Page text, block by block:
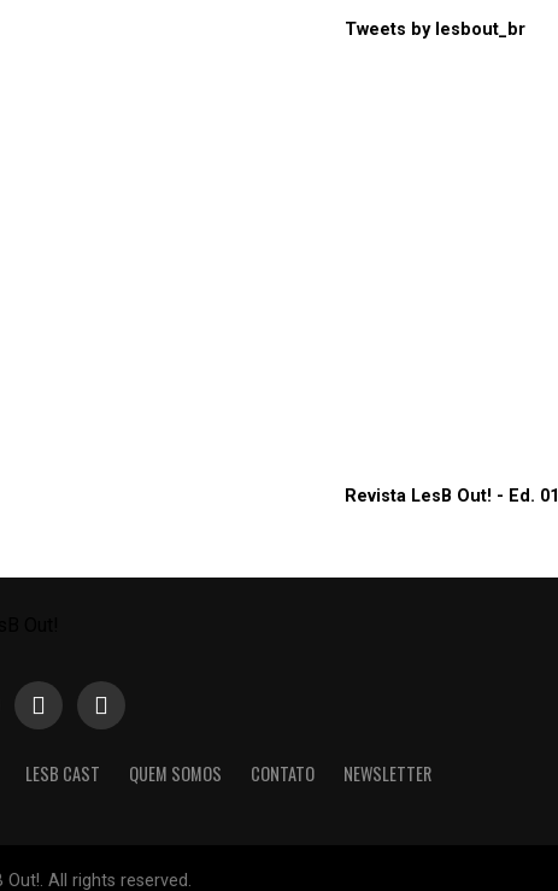
Tweets by lesbout_br
Revista LesB Out! - Ed. 01
LESB CAST QUEM SOMOS CONTATO NEWSLETTER
All rights reserved.